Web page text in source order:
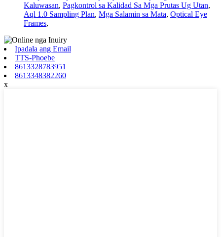
Kaluwasan, Pagkontrol sa Kalidad Sa Mga Prutas Ug Utan,
Aql 1.0 Sampling Plan, Mga Salamin sa Mata, Optical Eye
Frames,
Ipadala ang Email
TTS-Phoebe
8613328783951
8613348382260
x